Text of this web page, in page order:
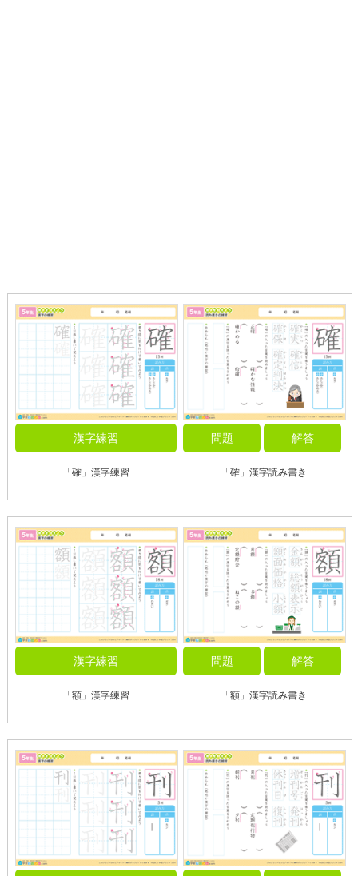
漢字練習
「確」漢字練習
問題 解答
「確」漢字読み書き
漢字練習
「額」漢字練習
問題 解答
「額」漢字読み書き